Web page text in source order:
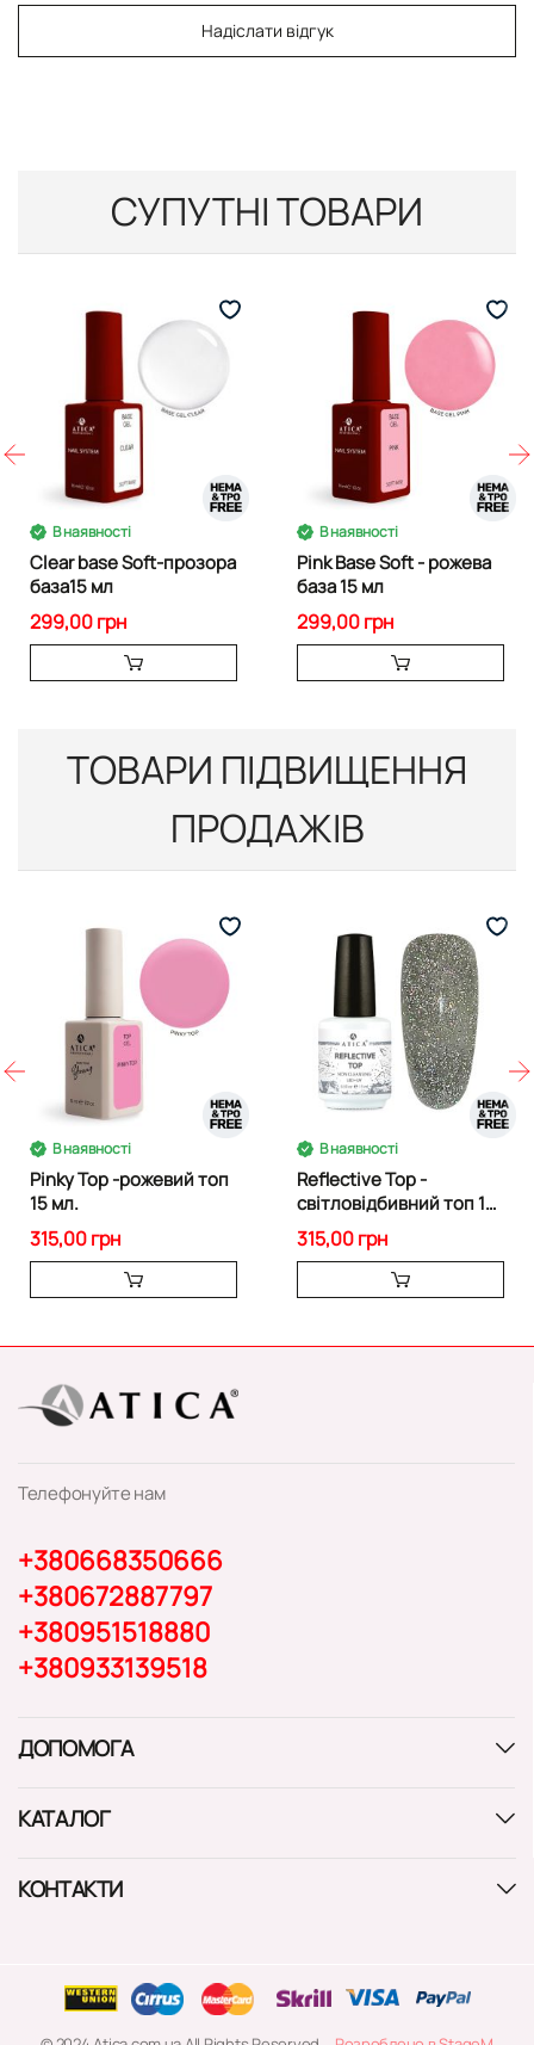
Надіслати відгук
СУПУТНІ ТОВАРИ
В наявності
Clear base Soft-прозора
база15 мл
299,00 грн
В наявності
Pink Base Soft - рожева
база 15 мл
299,00 грн
ТОВАРИ ПІДВИЩЕННЯ
ПРОДАЖІВ
В наявності
Pinky Top -рожевий топ
15 мл.
315,00 грн
В наявності
Reflective Top -
світловідбивний топ 15
мл
315,00 грн
Телефонуйте нам
+380668350666
+380672887797
+380951518880
+380933139518
ДОПОМОГА
КАТАЛОГ
КОНТАКТИ